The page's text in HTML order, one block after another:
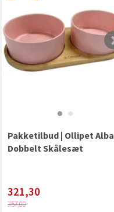
Pakketilbud | Ollipet Alba
Dobbelt Skålesæt
321,30
357,00